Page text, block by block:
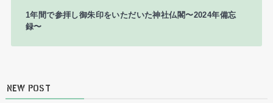
1年間で参拝し御朱印をいただいた神社仏閣〜2024年備忘
録〜
NEW POST